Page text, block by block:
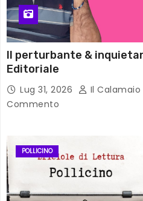
Il perturbante &
Editoriale
Lug 31, 2026 Il
Commento
POLLICINO